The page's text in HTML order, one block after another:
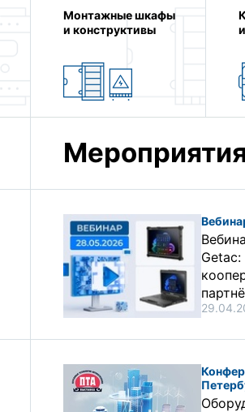
Монтажные шкафы
и конструктивы